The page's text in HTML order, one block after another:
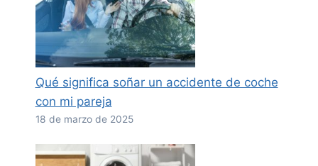
Qué significa soñar un accidente de coche
con mi pareja
18 de marzo de 2025